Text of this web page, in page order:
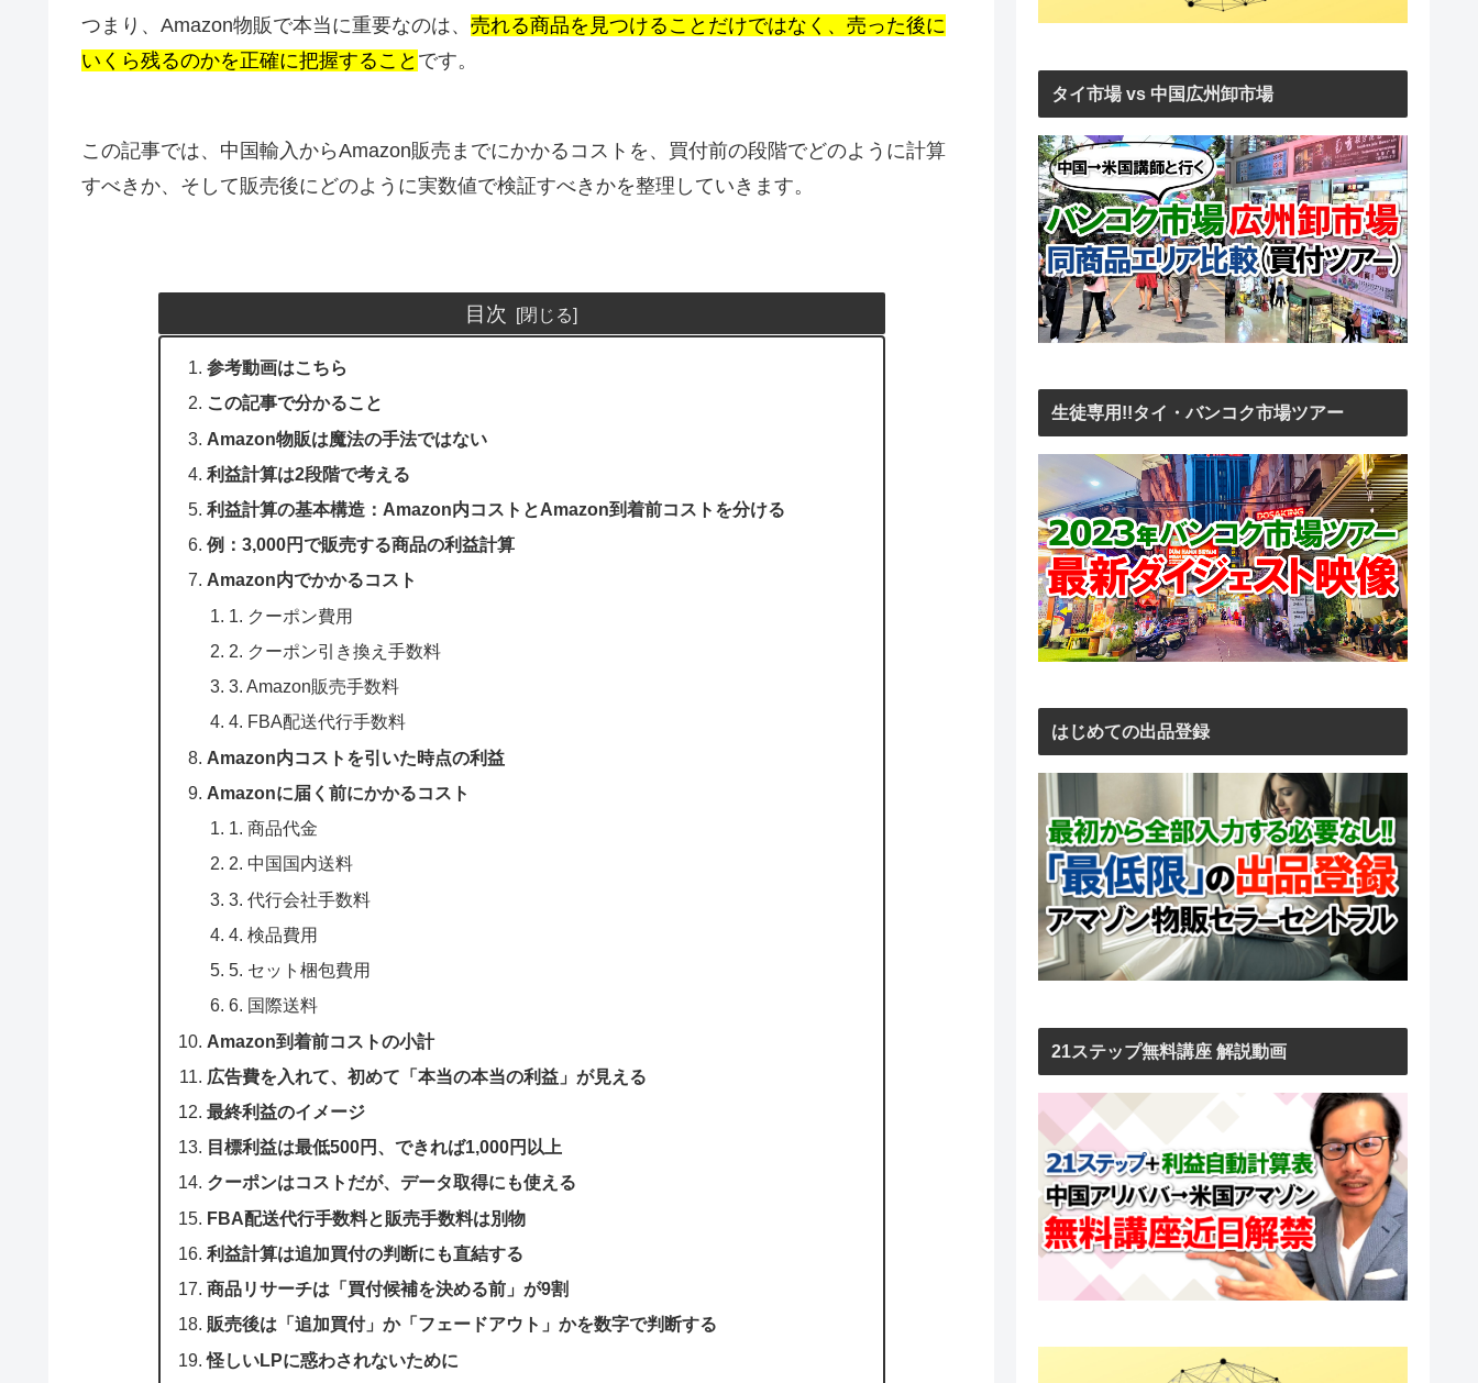
つまり、Amazon物販で本当に重要なのは、 売れる商品を見つけることだけではなく、売った後に
いくら残るのかを正確に把握すること です。
この記事では、中国輸入からAmazon販売までにかかるコストを、買付前の段階でどのように計算
すべきか、そして販売後にどのように実数値で検証すべきかを整理していきます。
目次
参考動画はこちら
この記事で分かること
Amazon物販は魔法の手法ではない
利益計算は2段階で考える
利益計算の基本構造：Amazon内コストとAmazon到着前コストを分ける
例：3,000円で販売する商品の利益計算
Amazon内でかかるコスト
1. クーポン費用
2. クーポン引き換え手数料
3. Amazon販売手数料
4. FBA配送代行手数料
Amazon内コストを引いた時点の利益
Amazonに届く前にかかるコスト
1. 商品代金
2. 中国国内送料
3. 代行会社手数料
4. 検品費用
5. セット梱包費用
6. 国際送料
Amazon到着前コストの小計
広告費を入れて、初めて「本当の本当の利益」が見える
最終利益のイメージ
目標利益は最低500円、できれば1,000円以上
クーポンはコストだが、データ取得にも使える
FBA配送代行手数料と販売手数料は別物
利益計算は追加買付の判断にも直結する
商品リサーチは「買付候補を決める前」が9割
販売後は「追加買付」か「フェードアウト」かを数字で判断する
怪しいLPに惑わされないために
タイ市場 vs 中国広州卸市場
生徒専用!!タイ・バンコク市場ツアー
はじめての出品登録
21ステップ無料講座 解説動画